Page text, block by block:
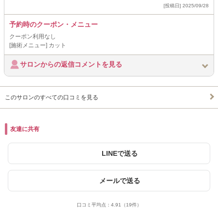
[投稿日] 2025/09/28
予約時のクーポン・メニュー
クーポン利用なし
[施術メニュー] カット
サロンからの返信コメントを見る
このサロンのすべての口コミを見る
友達に共有
LINEで送る
メールで送る
口コミ平均点： 4.91 （19件）